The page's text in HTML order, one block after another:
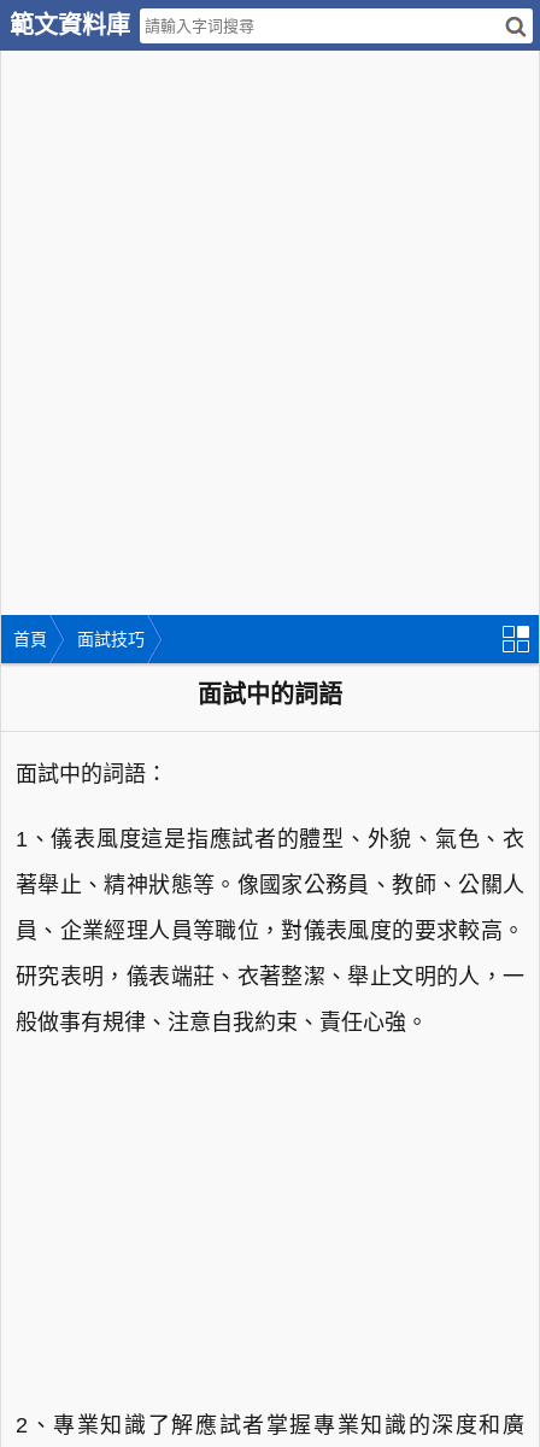
範文資料庫
首頁 面試技巧
面試中的詞語
面試中的詞語：
1、儀表風度這是指應試者的體型、外貌、氣色、衣
著舉止、精神狀態等。像國家公務員、教師、公關人
員、企業經理人員等職位，對儀表風度的要求較高。
研究表明，儀表端莊、衣著整潔、舉止文明的人，一
般做事有規律、注意自我約束、責任心強。
2、專業知識了解應試者掌握專業知識的深度和廣